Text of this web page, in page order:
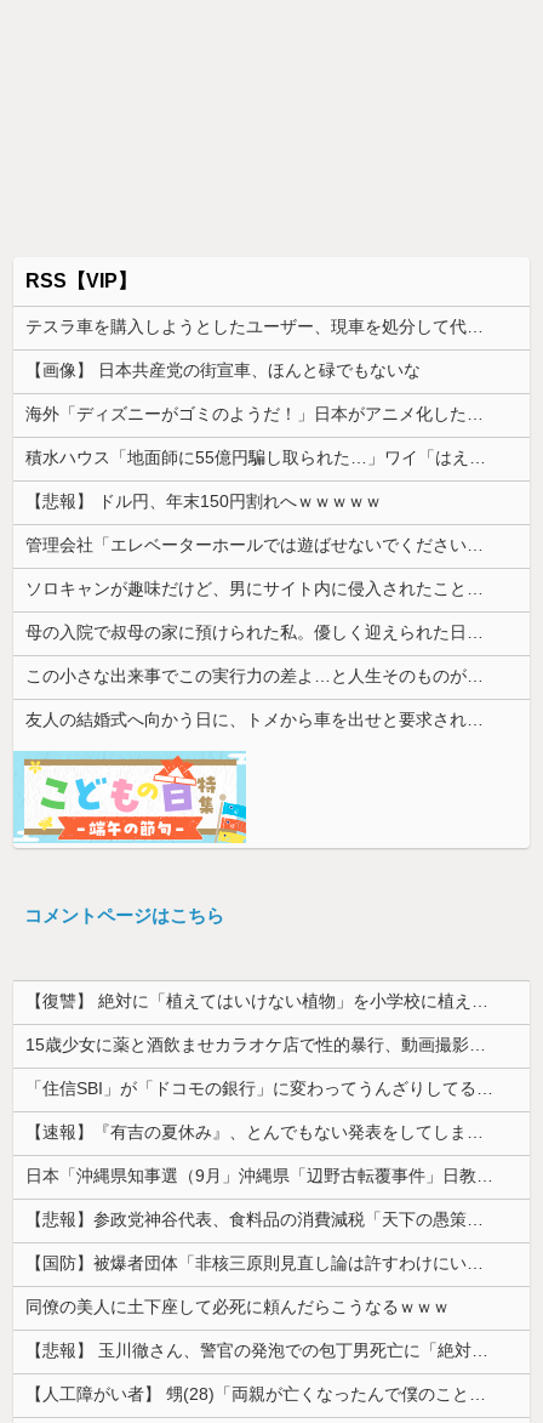
RSS【VIP】
【画像】 日本共産党の街宣車、ほんと碌でもないな
【悲報】 ドル円、年末150円割れへｗｗｗｗｗ
コメントページはこちら
同僚の美人に土下座して必死に頼んだらこうなるｗｗｗ